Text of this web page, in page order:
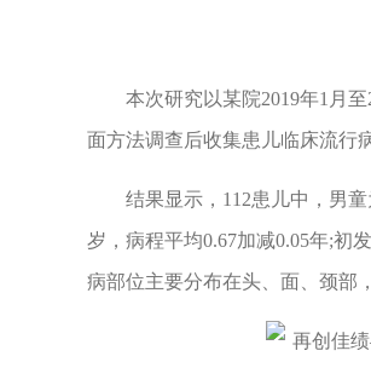
本次研究以某院2019年1月至
面方法调查后收集患儿临床流行
结果显示，112患儿中，男童为
岁，病程平均0.67加减0.05年;初
病部位主要分布在头、面、颈部